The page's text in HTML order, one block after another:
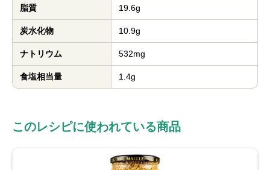
脂質 19.6g
炭水化物 10.9g
ナトリウム 532mg
食塩相当量 1.4g
このレシピに使われている商品